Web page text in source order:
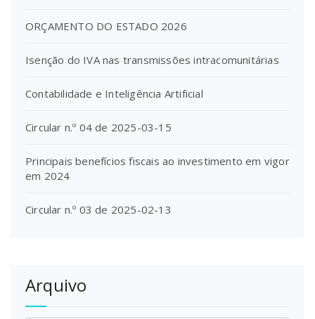
ORÇAMENTO DO ESTADO 2026
Isenção do IVA nas transmissões intracomunitárias
Contabilidade e Inteligência Artificial
Circular n.º 04 de 2025-03-15
Principais benefícios fiscais ao investimento em vigor
em 2024
Circular n.º 03 de 2025-02-13
Arquivo